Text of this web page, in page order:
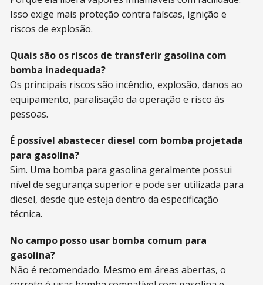
Isso exige mais proteção contra faíscas, ignição e
riscos de explosão.
Quais são os riscos de transferir gasolina com
bomba inadequada?
Os principais riscos são incêndio, explosão, danos ao
equipamento, paralisação da operação e risco às
pessoas.
É possível abastecer diesel com bomba projetada
para gasolina?
Sim. Uma bomba para gasolina geralmente possui
nível de segurança superior e pode ser utilizada para
diesel, desde que esteja dentro da especificação
técnica.
No campo posso usar bomba comum para
gasolina?
Não é recomendado. Mesmo em áreas abertas, o